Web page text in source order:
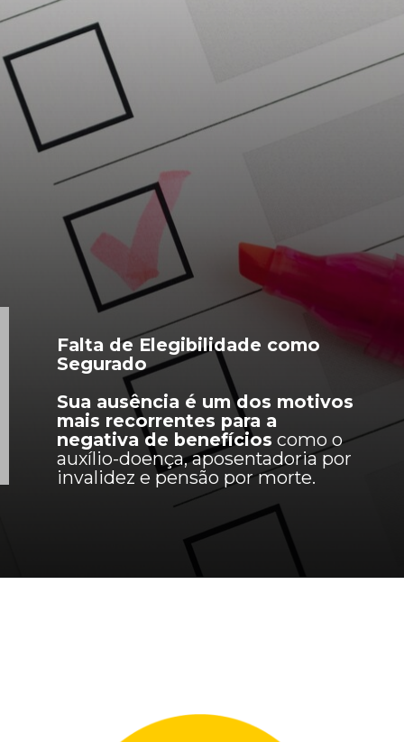
Falta de Elegibilidade como
Segurado
Sua ausência é um dos motivos
mais recorrentes para a
negativa de benefícios como o
auxílio-doença, aposentadoria por
invalidez e pensão por morte.